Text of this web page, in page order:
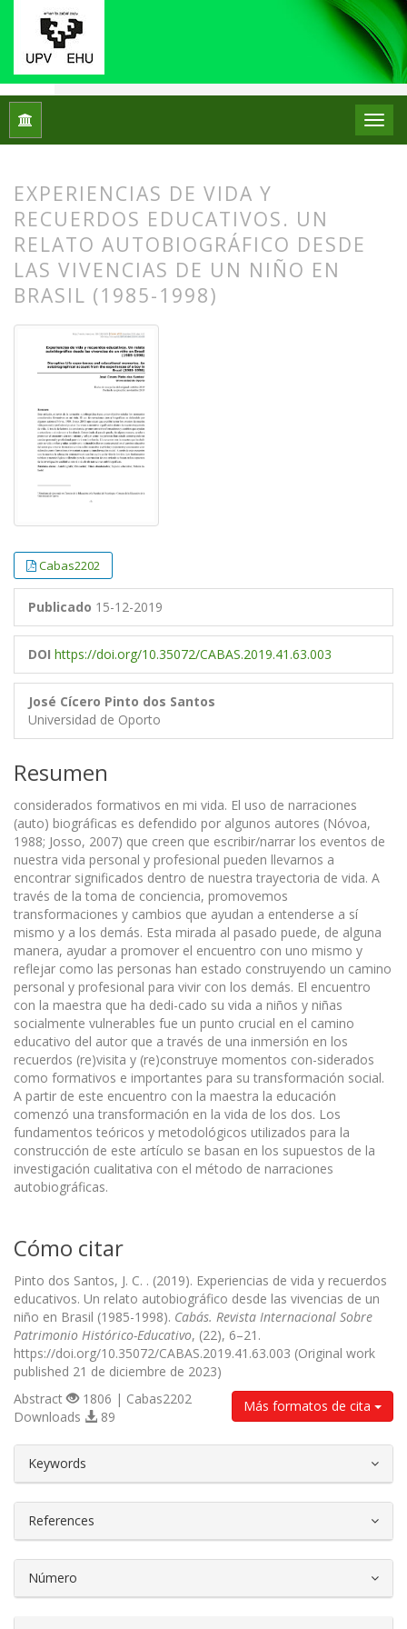
Inicio Núm. 22 (2019): Monográfico: Historias de
EXPERIENCIAS DE VIDA Y
RECUERDOS EDUCATIVOS. UN
RELATO AUTOBIOGRÁFICO DESDE
LAS VIVENCIAS DE UN NIÑO EN
BRASIL (1985-1998)
Cabas2202
Publicado 15-12-2019
DOI https://doi.org/10.35072/CABAS.2019.41.63.003
José Cícero Pinto dos Santos
Universidad de Oporto
Resumen
considerados formativos en mi vida. El uso de narraciones
(auto) biográficas es defendido por algunos autores (Nóvoa,
1988; Josso, 2007) que creen que escribir/narrar los eventos de
nuestra vida personal y profesional pueden llevarnos a
encontrar significados dentro de nuestra trayectoria de vida. A
través de la toma de conciencia, promovemos
transformaciones y cambios que ayudan a entenderse a sí
mismo y a los demás. Esta mirada al pasado puede, de alguna
manera, ayudar a promover el encuentro con uno mismo y
reflejar como las personas han estado construyendo un camino
personal y profesional para vivir con los demás. El encuentro
con la maestra que ha dedi-cado su vida a niños y niñas
socialmente vulnerables fue un punto crucial en el camino
educativo del autor que a través de una inmersión en los
recuerdos (re)visita y (re)construye momentos con-siderados
como formativos e importantes para su transformación social.
A partir de este encuentro con la maestra la educación
comenzó una transformación en la vida de los dos. Los
fundamentos teóricos y metodológicos utilizados para la
construcción de este artículo se basan en los supuestos de la
investigación cualitativa con el método de narraciones
autobiográficas.
Cómo citar
Pinto dos Santos, J. C. . (2019). Experiencias de vida y recuerdos
educativos. Un relato autobiográfico desde las vivencias de un
niño en Brasil (1985-1998). Cabás. Revista Internacional Sobre
Patrimonio Histórico-Educativo, (22), 6–21.
https://doi.org/10.35072/CABAS.2019.41.63.003 (Original work
published 21 de diciembre de 2023)
Más formatos de cita
Abstract
1806 | Cabas2202
Downloads
89
Keywords
References
Número